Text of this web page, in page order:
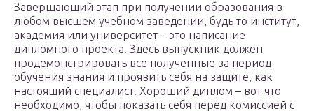
Завершающий этап при получении образования в
любом высшем учебном заведении, будь то институт,
академия или университет – это написание
дипломного проекта. Здесь выпускник должен
продемонстрировать все полученные за период
обучения знания и проявить себя на защите, как
настоящий специалист. Хороший диплом – вот что
необходимо, чтобы показать себя перед комиссией с